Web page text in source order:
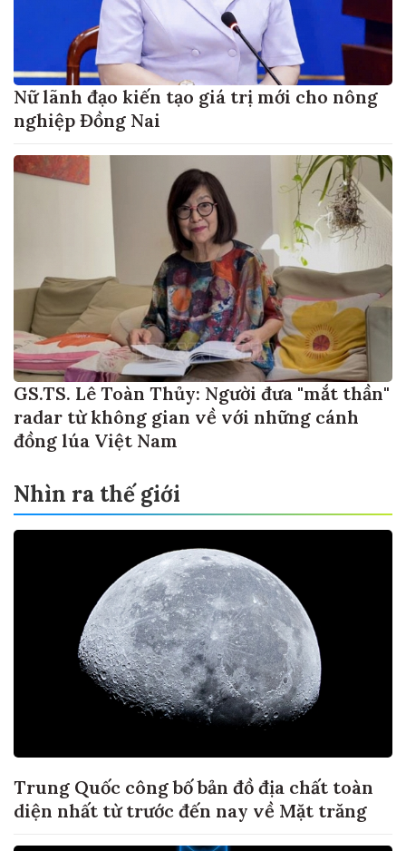
Nữ lãnh đạo kiến tạo giá trị mới cho nông
nghiệp Đồng Nai
GS.TS. Lê Toàn Thủy: Người đưa "mắt thần"
radar từ không gian về với những cánh
đồng lúa Việt Nam
Nhìn ra thế giới
Trung Quốc công bố bản đồ địa chất toàn
diện nhất từ trước đến nay về Mặt trăng